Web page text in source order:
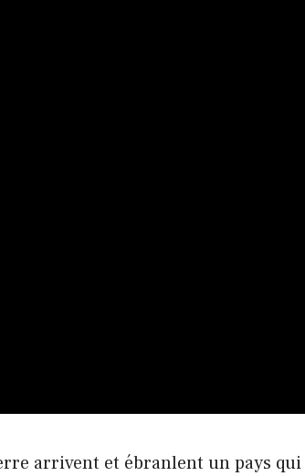
arrivent et ébranlent un pays qui